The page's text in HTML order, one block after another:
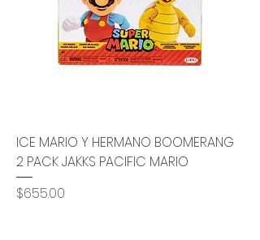
ICE MARIO Y HERMANO BOOMERANG
2 PACK JAKKS PACIFIC MARIO
Precio
$655.00